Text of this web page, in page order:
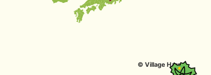
© Village Hara